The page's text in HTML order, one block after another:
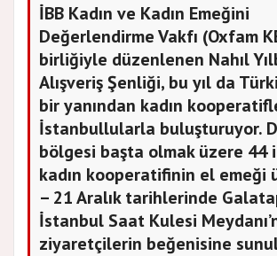
İBB Kadın ve Kadın Emeğini
Değerlendirme Vakfı (Oxfam
birliğiyle düzenlenen Nahıl
Alışveriş Şenliği, bu yıl da
bir yanından kadın
İstanbullularla buluşturuyor.
bölgesi başta olmak üzere 44
kadın kooperatifinin el emeği
– 21 Aralık tarihlerinde
İstanbul Saat Kulesi
ziyaretçilerin beğenisine